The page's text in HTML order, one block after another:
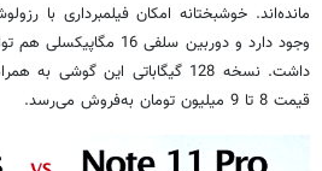
وجود دارد و دوربین سلفی
قیمت 8 تا 9 میلیون تومان به‌فروش می‌رسد.